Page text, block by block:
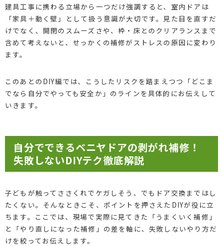
建具工事に携わる立場から一つだけ強調すると、室内ドアは
「家具＋動く壁」として扱う意識が大切です。見た目を直すだ
けでなく、開閉のスムーズさや、枠・床とのクリアランスまで
含めて考えないと、せっかくの補修がストレスの原因に変わり
ます。
このあとのDIY編では、こうしたリスクを踏まえつつ「どこま
でなら自分でやっても安全か」のラインを具体的にお伝えして
いきます。
自分でできるベニヤドアの剥がれ補修！
失敗しないDIYテク徹底解説
子どもが触ってささくれでケガしそう、でもドア交換まではし
たくない。そんなときこそ、ポイントを押さえたDIYが役に立
ちます。ここでは、現場で実際に見てきた「うまくいく補修」
と「やり直しになった補修」の差を軸に、失敗しないやり方だ
けを絞ってお伝えします。
お電話でも！046-204-6659